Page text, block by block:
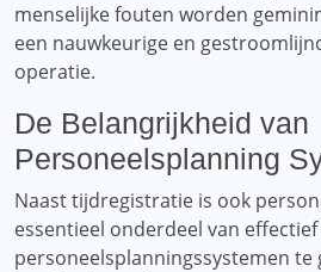
menselijke fouten worden
een nauwkeurige en
operatie.
De Belangrijkheid van
Personeelsplanning
Naast tijdregistratie is ook
essentieel onderdeel van
personeelsplanningssystemen te